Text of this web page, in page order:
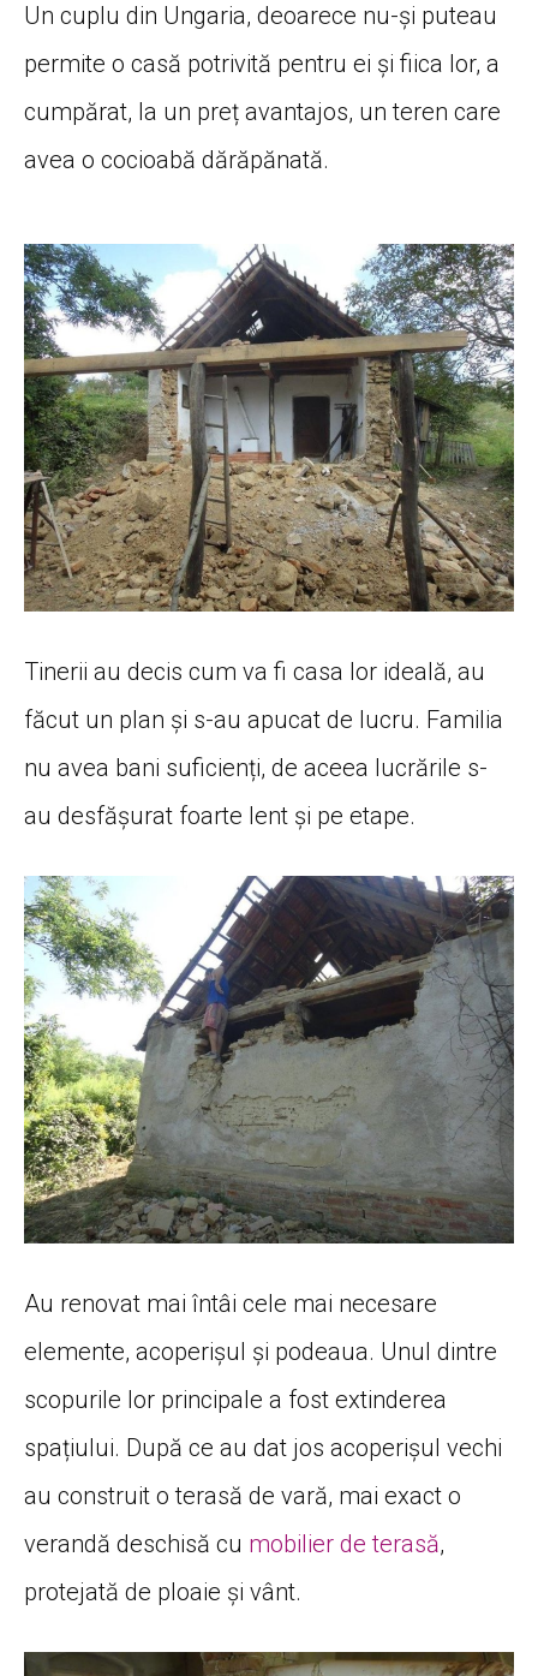
Un cuplu din Ungaria, deoarece nu-și puteau
permite o casă potrivită pentru ei și fiica lor, a
cumpărat, la un preț avantajos, un teren care
avea o cocioabă dărăpănată.
Tinerii au decis cum va fi casa lor ideală, au
făcut un plan și s-au apucat de lucru. Familia
nu avea bani suficienți, de aceea lucrările s-
au desfășurat foarte lent și pe etape.
Au renovat mai întâi cele mai necesare
elemente, acoperișul și podeaua. Unul dintre
scopurile lor principale a fost extinderea
spațiului. După ce au dat jos acoperișul vechi
au construit o terasă de vară, mai exact o
verandă deschisă cu mobilier de terasă,
protejată de ploaie și vânt.